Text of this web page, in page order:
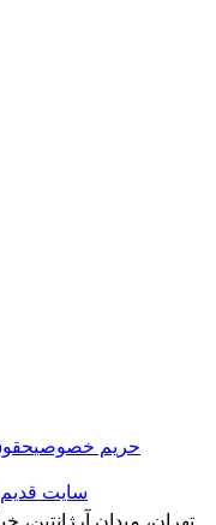
حریم خصوصی
سایت قدیم